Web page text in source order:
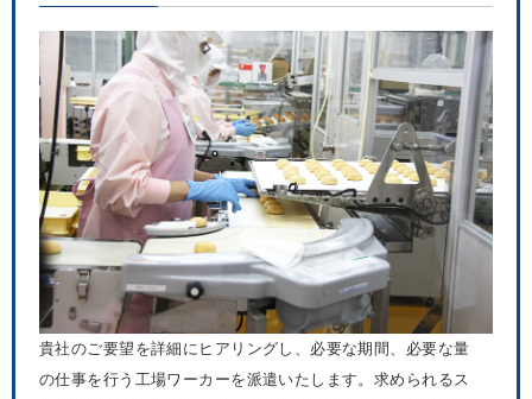
貴社のご要望を詳細にヒアリングし、必要な期間、必要な量
の仕事を行う工場ワーカーを派遣いたします。求められるス